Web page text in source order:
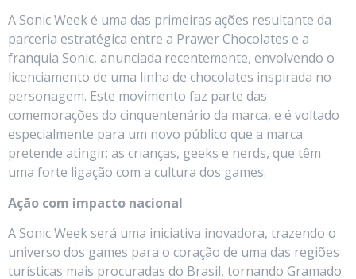
A Sonic Week é uma das primeiras ações resultante da
parceria estratégica entre a Prawer Chocolates e a
franquia Sonic, anunciada recentemente, envolvendo o
licenciamento de uma linha de chocolates inspirada no
personagem. Este movimento faz parte das
comemorações do cinquentenário da marca, e é voltado
especialmente para um novo público que a marca
pretende atingir: as crianças, geeks e nerds, que têm
uma forte ligação com a cultura dos games.
Ação com impacto nacional
A Sonic Week será uma iniciativa inovadora, trazendo o
universo dos games para o coração de uma das regiões
turísticas mais procuradas do Brasil, tornando Gramado